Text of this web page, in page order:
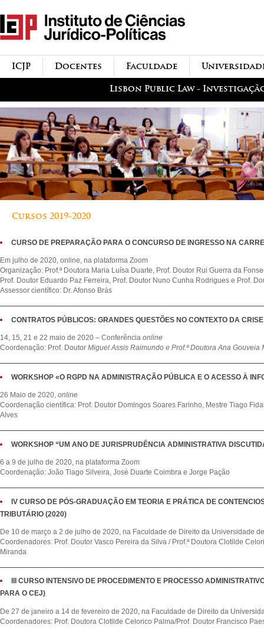
principal
icjp
menu-institucional Faculdade
Docentes
ICJP
Lisbon Public Law -
Cursos 2019-2020
CURSO DE PREPARAÇÃO PARA O CONCURSO DE INGRESSO NA
Em julho de 2020, online, na plataforma Zoom
Organização: Prof.ª Doutora Maria Luísa Duarte, Prof. Doutor Rui Guerra da
Prof. Doutor Eduardo Paz Ferreira, Prof. Doutor Nuno Cunha Rodrigues e Prof.
Assessor científico: Dr. Afonso Brás
CONTRATOS PÚBLICOS: GRANDES QUESTÕES NO CONTEXTO DA
14, 15, 21 e 22 maio de 2020 – Conferência online
Coordenação: Prof. Doutor Miguel Assis Raimundo e Prof.ª Doutora Ana Gouveia
WORKSHOP «O RGPD NA ADMINISTRAÇÃO PÚBLICA E O ACESSO À
26 Maio de 2020, online
Coordenação científica: Prof. Doutor Domingos Soares Farinho, Mestre Tiago
Alves
WORKSHOP “UM ANO DE JURISPRUDÊNCIA ADMINISTRATIVA
6 a 9 de julho de 2020, na plataforma Zoom
Coordenação: João Tiago Silveira, José Duarte Coimbra e Jorge Pação
IV CURSO DE PÓS-GRADUAÇÃO EM TEORIA E PRÁTICA DE
TRIBUTÁRIO (2020)
De 10 de março a 2 de julho de 2020, na Faculdade de Direito da Universidade
Coordenadores: Prof. Doutor Vasco Pereira da Silva / Prof.ª Doutora Clotilde
Miranda
III CURSO INTENSIVO DE PROCEDIMENTO E PROCESSO
PARA O CEJ)
De 27 de janeiro a 14 de fevereiro de 2020, na Faculdade de Direito da
Coordenadores: Prof. Doutora Clotilde Celorico Palma/Prof. Doutor Francisco